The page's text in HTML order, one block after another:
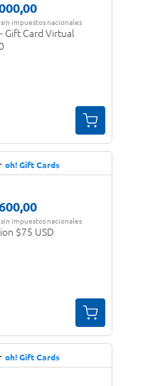
,00
impuestos nacionales
Gift Card Virtual
oh! Gift Cards
,00
impuestos nacionales
$75 USD
oh! Gift Cards